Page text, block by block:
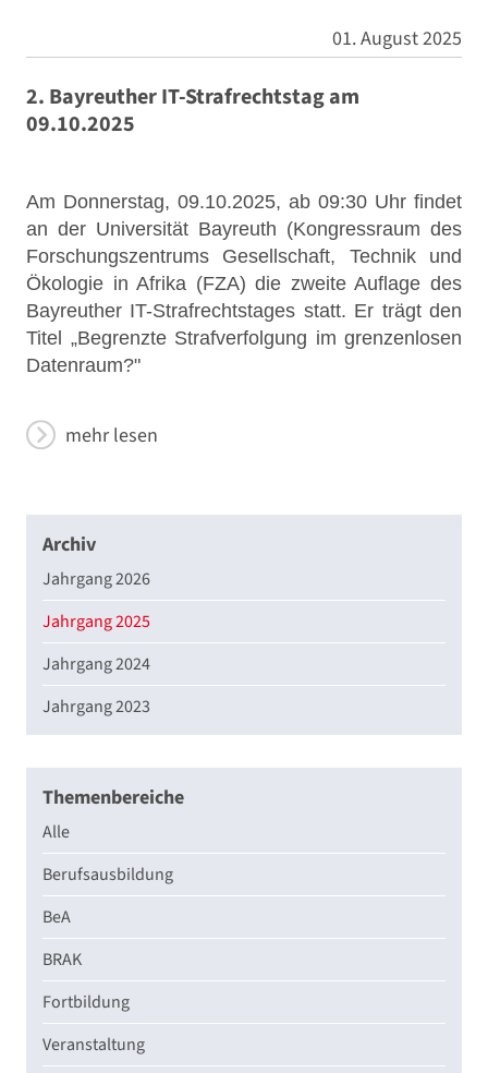
01. August 2025
2. Bayreuther IT-Strafrechtstag am
09.10.2025
Am Donnerstag, 09.10.2025, ab 09:30 Uhr findet
an der Universität Bayreuth (Kongressraum des
Forschungszentrums Gesellschaft, Technik und
Ökologie in Afrika (FZA) die zweite Auflage des
Bayreuther IT-Strafrechtstages statt. Er trägt den
Titel „Begrenzte Strafverfolgung im grenzenlosen
Datenraum?"
mehr lesen
Archiv
Jahrgang 2026
Jahrgang 2025
Jahrgang 2024
Jahrgang 2023
Themenbereiche
Alle
Berufsausbildung
BeA
BRAK
Fortbildung
Veranstaltung